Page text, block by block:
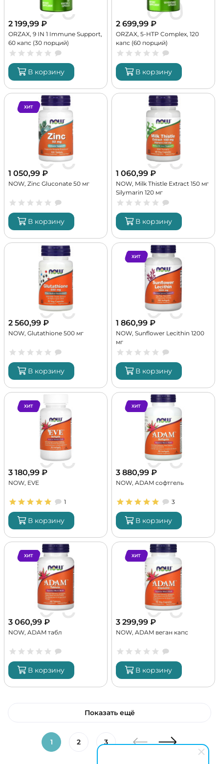
2 199,99 ₽
ORZAX, 9 IN 1 Immune Support,
60 капс (30 порций)
В корзину
2 699,99 ₽
ORZAX, 5-HTP Complex, 120
капс (60 порций)
В корзину
ХИТ
1 050,99 ₽
NOW, Zinc Gluconate 50 мг
В корзину
1 060,99 ₽
NOW, Milk Thistle Extract 150 мг
Silymarin 120 мг
В корзину
2 560,99 ₽
NOW, Glutathione 500 мг
В корзину
ХИТ
1 860,99 ₽
NOW, Sunflower Lecithin 1200
мг
В корзину
ХИТ
3 180,99 ₽
NOW, EVE
1
В корзину
ХИТ
3 880,99 ₽
NOW, ADAM софтгель
3
В корзину
ХИТ
3 060,99 ₽
NOW, ADAM табл
В корзину
ХИТ
3 299,99 ₽
NOW, ADAM веган капс
В корзину
Показать ещё
1 2 3